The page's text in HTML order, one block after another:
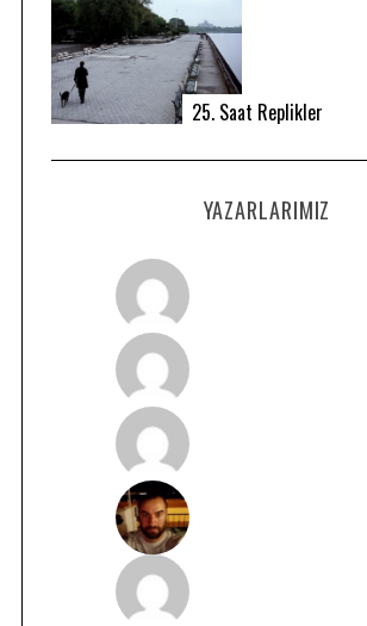
25. Saat Replikler
YAZARLARIMIZ